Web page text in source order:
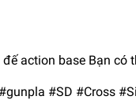
action base Bạn
#SD #Cross